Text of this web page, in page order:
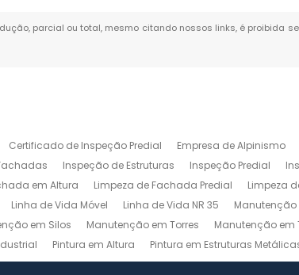
parcial ou total, mesmo citando nossos links, é proibida
Certificado de Inspeção Predial
Empresa de Alpinismo
Inspeção de Estruturas Inspeção Predial
em Altura Limpeza de Fachada Predial
Limpeza
Linha de Vida Móvel Linha de Vida NR 35
em Silos Manutenção em Torres
Manutenção em
Pintura em Altura Pintura em Estruturas
Serviço de Limpeza Predial Serviços em Altura